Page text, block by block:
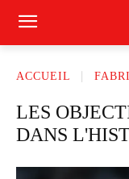
ACCUEIL
LES
DANS